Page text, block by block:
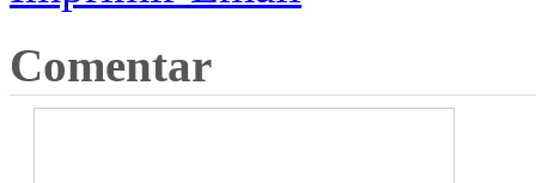
Comentar